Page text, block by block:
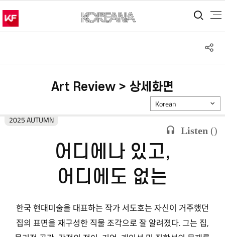
통
Art Review > 상세화면
Listen ()
2025 AUTUMN
Korean
어디에나 있고,
어디에도 없는
한국 현대미술을 대표하는 작가 서도호는 자신이 거주했던
집의 표면을 재구성한 직물 조각으로 잘 알려졌다. 그는 집,